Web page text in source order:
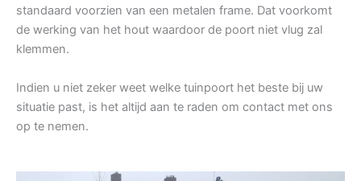
standaard voorzien van een metalen frame. Dat voorkomt
de werking van het hout waardoor de poort niet vlug zal
klemmen.
Indien u niet zeker weet welke tuinpoort het beste bij uw
situatie past, is het altijd aan te raden om contact met ons
op te nemen.